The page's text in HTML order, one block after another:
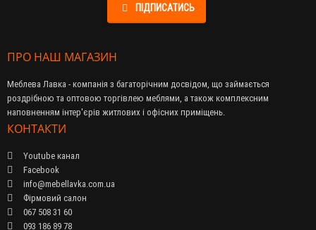
ПІДПИСАТИСЬ
ПРО НАШ МАГАЗИН
Меблева Лавка - компанія з багаторічним досвідом, що займається
роздрібною та оптовою торгівлею меблями, а також комплексним
наповненням інтер'єрів житлових і офісних приміщень.
КОНТАКТИ
Youtube канал
Facebook
info@mebellavka.com.ua
Фірмовий салон
067 508 31 60
093 186 89 78